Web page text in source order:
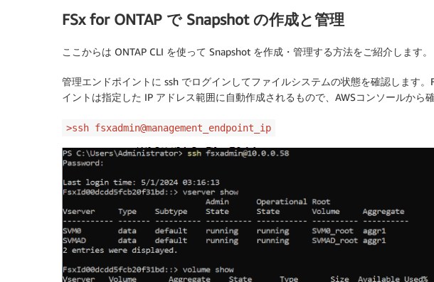
FSx for ONTAP で Snapshot の作成と管理
ここからは ONTAP CLI を使って Snapshot を作成・管理する方法をご紹介します。
管理エンドポイントに ssh でログインしてファイルシステムの状態を確認します
イントは指定した IP アドレス範囲に自動作成されるもので、AWSコンソールから
>ssh fsxadmin@management_endpoint_ip